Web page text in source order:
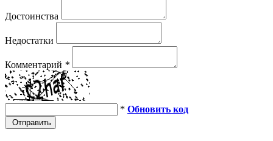
Достоинства
Недостатки
Комментарий *
* Обновить код
Отправить